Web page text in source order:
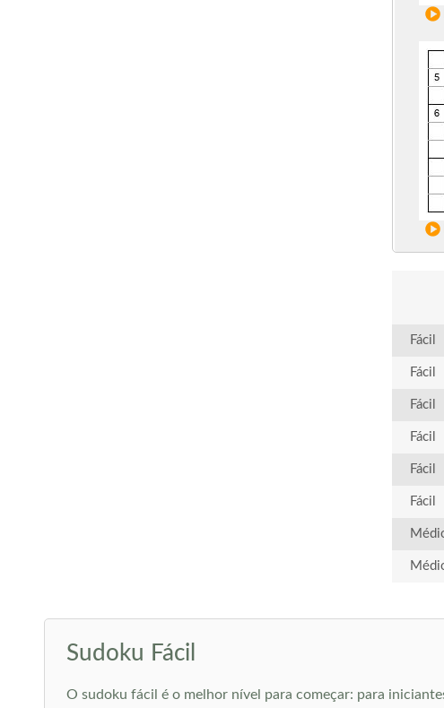
Fácil
Fácil
Fácil
Fácil
Fácil
Fácil
Sudoku Fácil
O sudoku fácil é o melhor nível para começar: para